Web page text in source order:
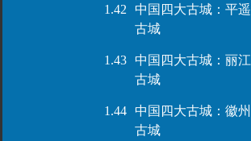
1.42
中国四大古城：平遥
古城
1.43
中国四大古城：丽江
古城
1.44
中国四大古城：徽州
古城